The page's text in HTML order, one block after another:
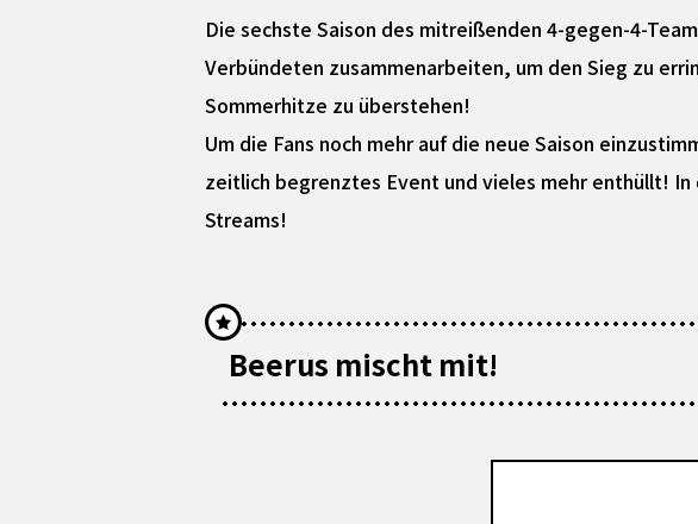
Die sechste Saison des mitreißenden 4-gegen-4-
Verbündeten zusammenarbeiten, um den Sieg zu
Sommerhitze zu überstehen!
Um die Fans noch mehr auf die neue Saison
zeitlich begrenztes Event und vieles mehr enthüllt!
Streams!
Beerus mischt mit!